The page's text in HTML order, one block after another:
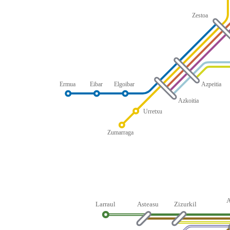
Urretxu
Zumarraga
Ermua Eibar Elgoibar
Zestoa
Azpeitia
Azkoitia
Larraul Zizurkil
Asteasu